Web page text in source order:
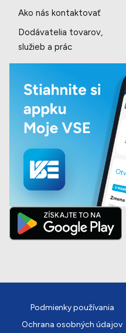
Ako nás kontaktovať
Dodávatelia tovarov,
služieb a prác
Podmienky používania
Ochrana osobných údajov